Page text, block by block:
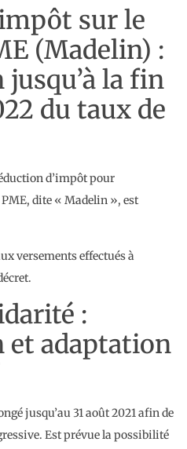
sur le
(Madelin) :
la fin
du taux de
d’impôt pour
dite « Madelin », est
versements effectués à
:
adaptation
jusqu’au 31 août 2021 afin de
Est prévue la possibilité